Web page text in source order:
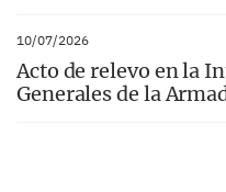
10/07/2026
Acto de relevo en la
Generales de la